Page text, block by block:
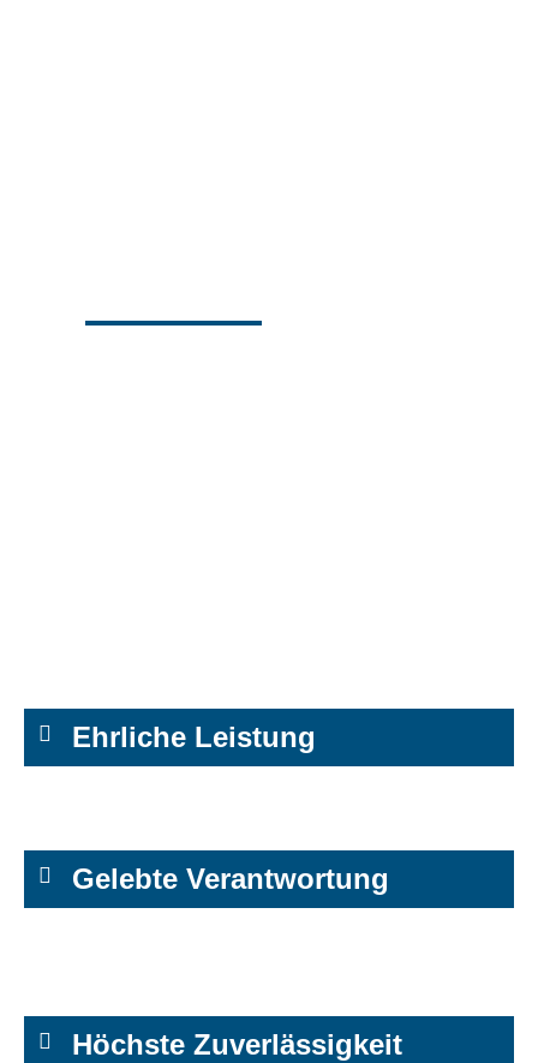
Ehrliche Leistung
Gelebte Verantwortung
Höchste Zuverlässigkeit